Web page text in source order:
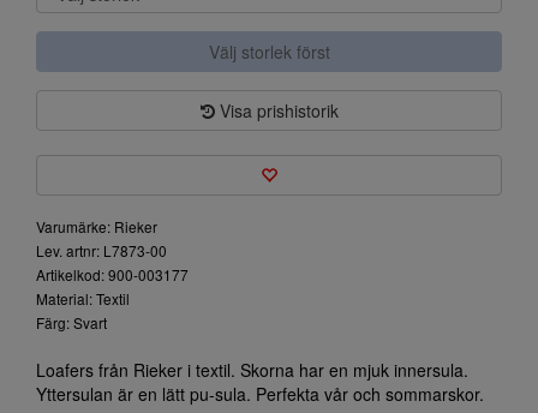
Välj storlek först
Visa prishistorik
Varumärke: Rieker
Lev. artnr: L7873-00
Artikelkod: 900-003177
Material: Textil
Färg: Svart
Loafers från Rieker i textil. Skorna har en mjuk innersula.
Yttersulan är en lätt pu-sula. Perfekta vår och sommarskor.